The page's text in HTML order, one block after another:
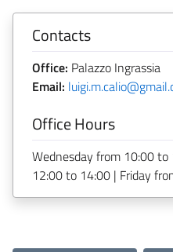
Contacts
Office: Palazzo Ingrassia
Email:
Office Hours
Wednesday from 10:00
12:00 to 14:00 | Friday